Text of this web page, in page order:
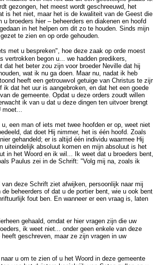
gezongen, het meest wordt geschreeuwd, het
is het niet, maar het is de kwaliteit van de Geest die
broeders hier – beheerders en diakenen en hoofd
in het helpen om dit zo te houden. Sinds mijn
te zien en op orde gehouden.
met u bespreken", hoe deze zaak op orde moest
begon u... we hadden predikers,
het beter zou zijn voor broeder Neville dat hij
wat ik nu ga doen. Maar nu, nadat ik heb
heeft een getrouwvol getuige van Christus te
dat het uur is aangebroken, en dat het een goede
de gemeente. Opdat u deze orders zoudt willen
ik van u dat u deze dingen ten uitvoer brengt
een man of iets met twee hoofden er op, weet niet
dat doet Hij nimmer, het is één hoofd. Zoals
gehandeld; er is altijd één individu waarmee Hij
uiteindelijk absoluut komen en mijn absoluut is het
in het Woord en ik wil... Ik weet dat u broeders bent,
Paulus zei in de Schrift: "Volg mij na, zoals ik
deze Schrift ziet afwijken, persoonlijk naar mij
beheerders of dat u de portier bent, wie u ook
fout ben. En wanneer er een vraag is, laten
gehaald, omdat er hier vragen zijn die uw
ik weet niet... onder geen enkele van deze
geschreven, maar ze zijn vragen in uw
u om te zien of u het Woord in deze gemeente